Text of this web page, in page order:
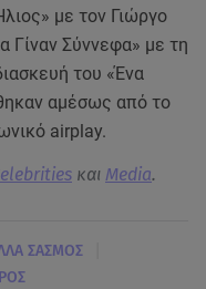
με τον Γιώργο
Γίναν Σύννεφα» με τη
του «Ένα
αμέσως από το
airplay.
και Media.
ΣΑΣΜΟΣ